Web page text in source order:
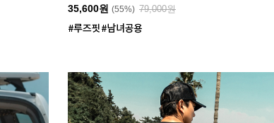
35,600원 (55%) 79,000원